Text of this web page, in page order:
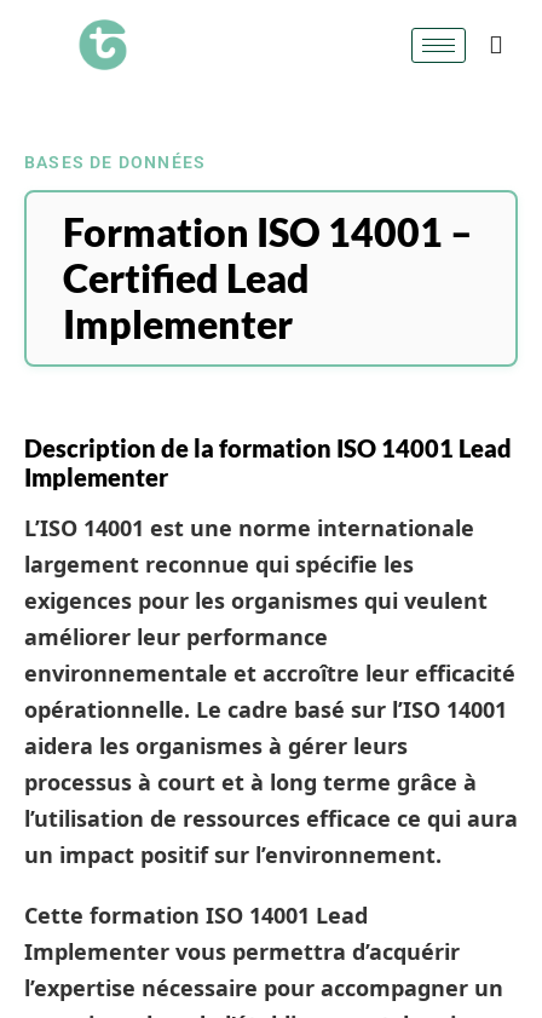
BASES DE DONNÉES
Formation ISO 14001 –
Certified Lead
Implementer
Description de la formation ISO 14001 Lead
Implementer
L’ISO 14001 est une norme internationale
largement reconnue qui spécifie les
exigences pour les organismes qui veulent
améliorer leur performance
environnementale et accroître leur efficacité
opérationnelle. Le cadre basé sur l’ISO 14001
aidera les organismes à gérer leurs
processus à court et à long terme grâce à
l’utilisation de ressources efficace ce qui aura
un impact positif sur l’environnement.
Cette formation ISO 14001 Lead
Implementer vous permettra d’acquérir
l’expertise nécessaire pour accompagner un